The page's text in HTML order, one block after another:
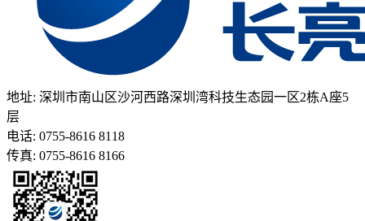
地址: 深圳市南山区沙河西路深圳湾科技生态园一区2栋A座5
层
电话: 0755-8616 8118
传真: 0755-8616 8166